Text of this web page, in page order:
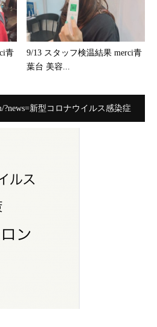
青
9/13 スタッフ検温結果 merci青
葉台 美容...
?news=新型コロナウイルス感染症